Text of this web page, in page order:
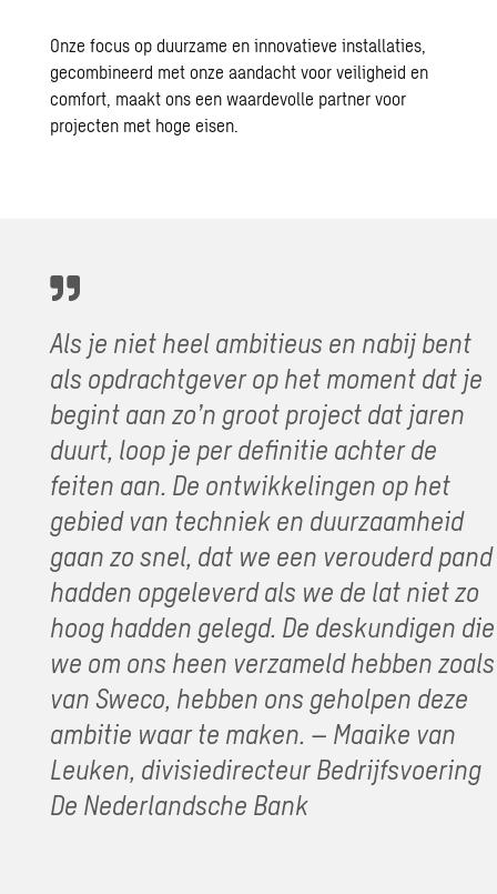
Onze focus op duurzame en innovatieve installaties,
gecombineerd met onze aandacht voor veiligheid en
comfort, maakt ons een waardevolle partner voor
projecten met hoge eisen.
Als je niet heel ambitieus en nabij bent
als opdrachtgever op het moment dat je
begint aan zo’n groot project dat jaren
duurt, loop je per definitie achter de
feiten aan. De ontwikkelingen op het
gebied van techniek en duurzaamheid
gaan zo snel, dat we een verouderd pand
hadden opgeleverd als we de lat niet zo
hoog hadden gelegd. De deskundigen die
we om ons heen verzameld hebben zoals
van Sweco, hebben ons geholpen deze
ambitie waar te maken. – Maaike van
Leuken, divisiedirecteur Bedrijfsvoering
De Nederlandsche Bank